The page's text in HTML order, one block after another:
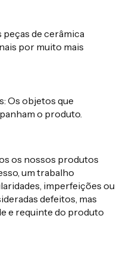
peças de cerâmica
por muito mais
Os objetos que
o produto.
os nossos produtos
um trabalho
imperfeições ou
defeitos, mas
e requinte do produto